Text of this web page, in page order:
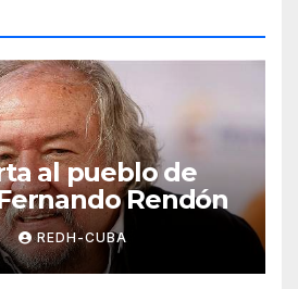
al pueblo de
Rendón
REDH-CUBA